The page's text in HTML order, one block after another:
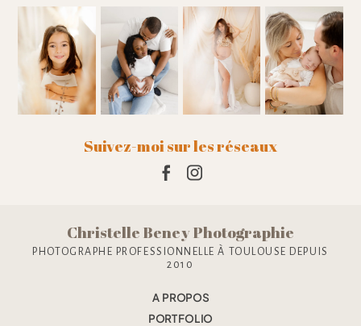
Suivez-moi sur les réseaux
Christelle Beney Photographie
PHOTOGRAPHE PROFESSIONNELLE À TOULOUSE DEPUIS
2010
A PROPOS
PORTFOLIO